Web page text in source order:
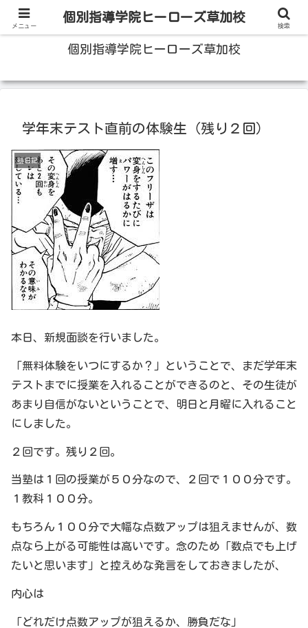
100人いたら100人の成績をあげる草加の個別指導塾
個別指導学院ヒーローズ草加校
学年末テスト直前の体験生（残り２回）
塾日記
本日、新規面談を行いました。
「無料体験をいつにするか？」ということで、まだ学年末
テストまでに授業を入れることができるのと、その生徒が
あまり自信がないということで、明日と月曜に入れること
にしました。
２回です。残り２回。
当塾は１回の授業が５０分なので、２回で１００分です。
１教科１００分。
もちろん１００分で大幅な点数アップは狙えませんが、数
点なら上がる可能性は高いです。念のため「数点でも上げ
たいと思います」と控えめな発言をしておきましたが、
内心は
「どれだけ点数アップが狙えるか、勝負だな」
メニュー
個別指導学院ヒーローズ草加校
検索